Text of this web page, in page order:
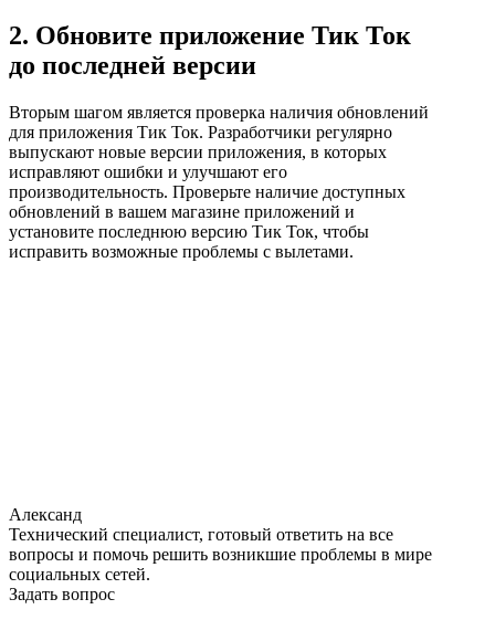
2. Обновите приложение Тик Ток
до последней версии
Вторым шагом является проверка наличия обновлений
для приложения Тик Ток. Разработчики регулярно
выпускают новые версии приложения, в которых
исправляют ошибки и улучшают его
производительность. Проверьте наличие доступных
обновлений в вашем магазине приложений и
установите последнюю версию Тик Ток, чтобы
исправить возможные проблемы с вылетами.
Александ
Технический специалист, готовый ответить на все
вопросы и помочь решить возникшие проблемы в мире
социальных сетей.
Задать вопрос